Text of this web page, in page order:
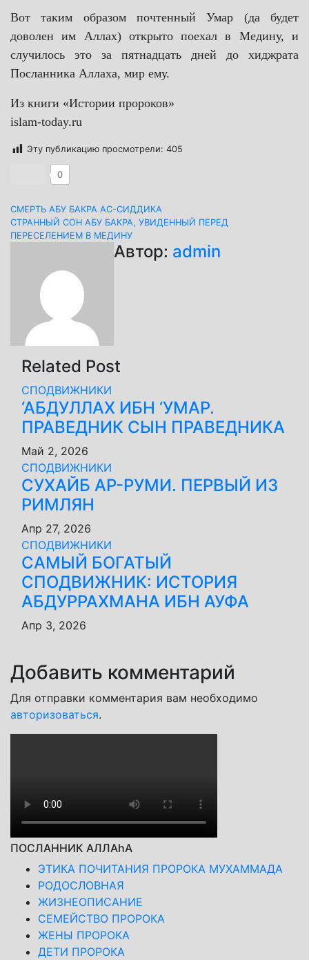
Вот таким образом почтенный Умар (да будет
доволен им Аллах) открыто поехал в Медину, и
случилось это за пятнадцать дней до хиджрата
Посланника Аллаха, мир ему.
Из книги «Истории пророков»
islam-today.ru
Эту публикацию просмотрели: 405
0
Навигация
по
записям
СМЕРТЬ АБУ БАКРА АС-СИДДИКА
СТРАННЫЙ СОН АБУ БАКРА, УВИДЕННЫЙ ПЕРЕД
ПЕРЕСЕЛЕНИЕМ В МЕДИНУ
Автор: admin
Related Post
СПОДВИЖНИКИ
‘АБДУЛЛАХ ИБН ‘УМАР.
ПРАВЕДНИК СЫН ПРАВЕДНИКА
Май 2, 2026
СПОДВИЖНИКИ
СУХАЙБ АР-РУМИ. ПЕРВЫЙ ИЗ
РИМЛЯН
Апр 27, 2026
СПОДВИЖНИКИ
САМЫЙ БОГАТЫЙ
СПОДВИЖНИК: ИСТОРИЯ
АБДУРРАХМАНА ИБН АУФА
Апр 3, 2026
Добавить комментарий
Для отправки комментария вам необходимо
авторизоваться.
ПОСЛАННИК АЛЛАhА
ЭТИКА ПОЧИТАНИЯ ПРОРОКА МУХАММАДА
РОДОСЛОВНАЯ
ЖИЗНЕОПИСАНИЕ
СЕМЕЙСТВО ПРОРОКА
ЖЕНЫ ПРОРОКА
ДЕТИ ПРОРОКА